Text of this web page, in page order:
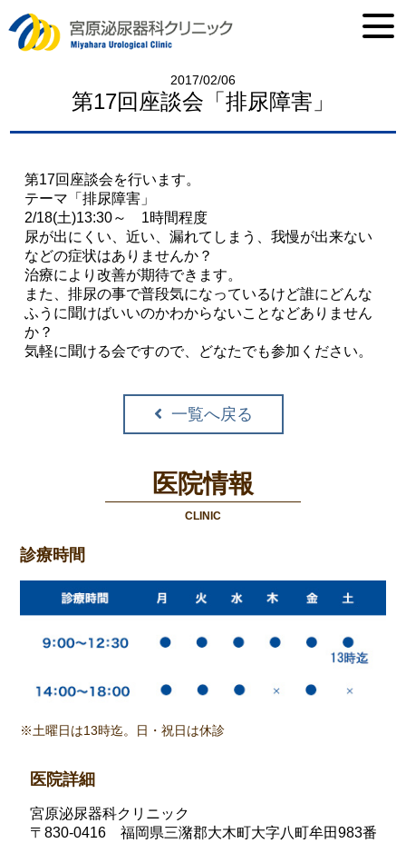
2017/02/06
第17回座談会「排尿障害」
第17回座談会を行います。
テーマ「排尿障害」
2/18(土)13:30～ 1時間程度
尿が出にくい、近い、漏れてしまう、我慢が出来ない
などの症状はありませんか？
治療により改善が期待できます。
また、排尿の事で普段気になっているけど誰にどんな
ふうに聞けばいいのかわからないことなどありません
か？
気軽に聞ける会ですので、どなたでも参加ください。
一覧へ戻る
医院情報
CLINIC
診療時間
※土曜日は13時迄。日・祝日は休診
医院詳細
宮原泌尿器科クリニック
〒830-0416 福岡県三潴郡大木町大字八町牟田983番